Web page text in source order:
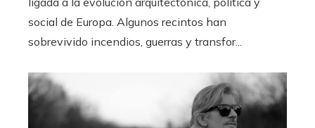
social de Europa. Algunos recintos han
sobrevivido incendios, guerras y transfor...